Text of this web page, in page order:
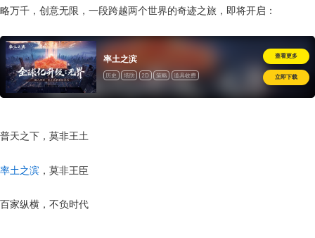
略万千，创意无限，一段跨越两个世界的奇迹之旅，即将开启：
率土之滨
历史 塔防 2D 策略 道具收费
查看更多
立即下载
普天之下，莫非王土
率土之滨 ，莫非王臣
百家纵横，不负时代